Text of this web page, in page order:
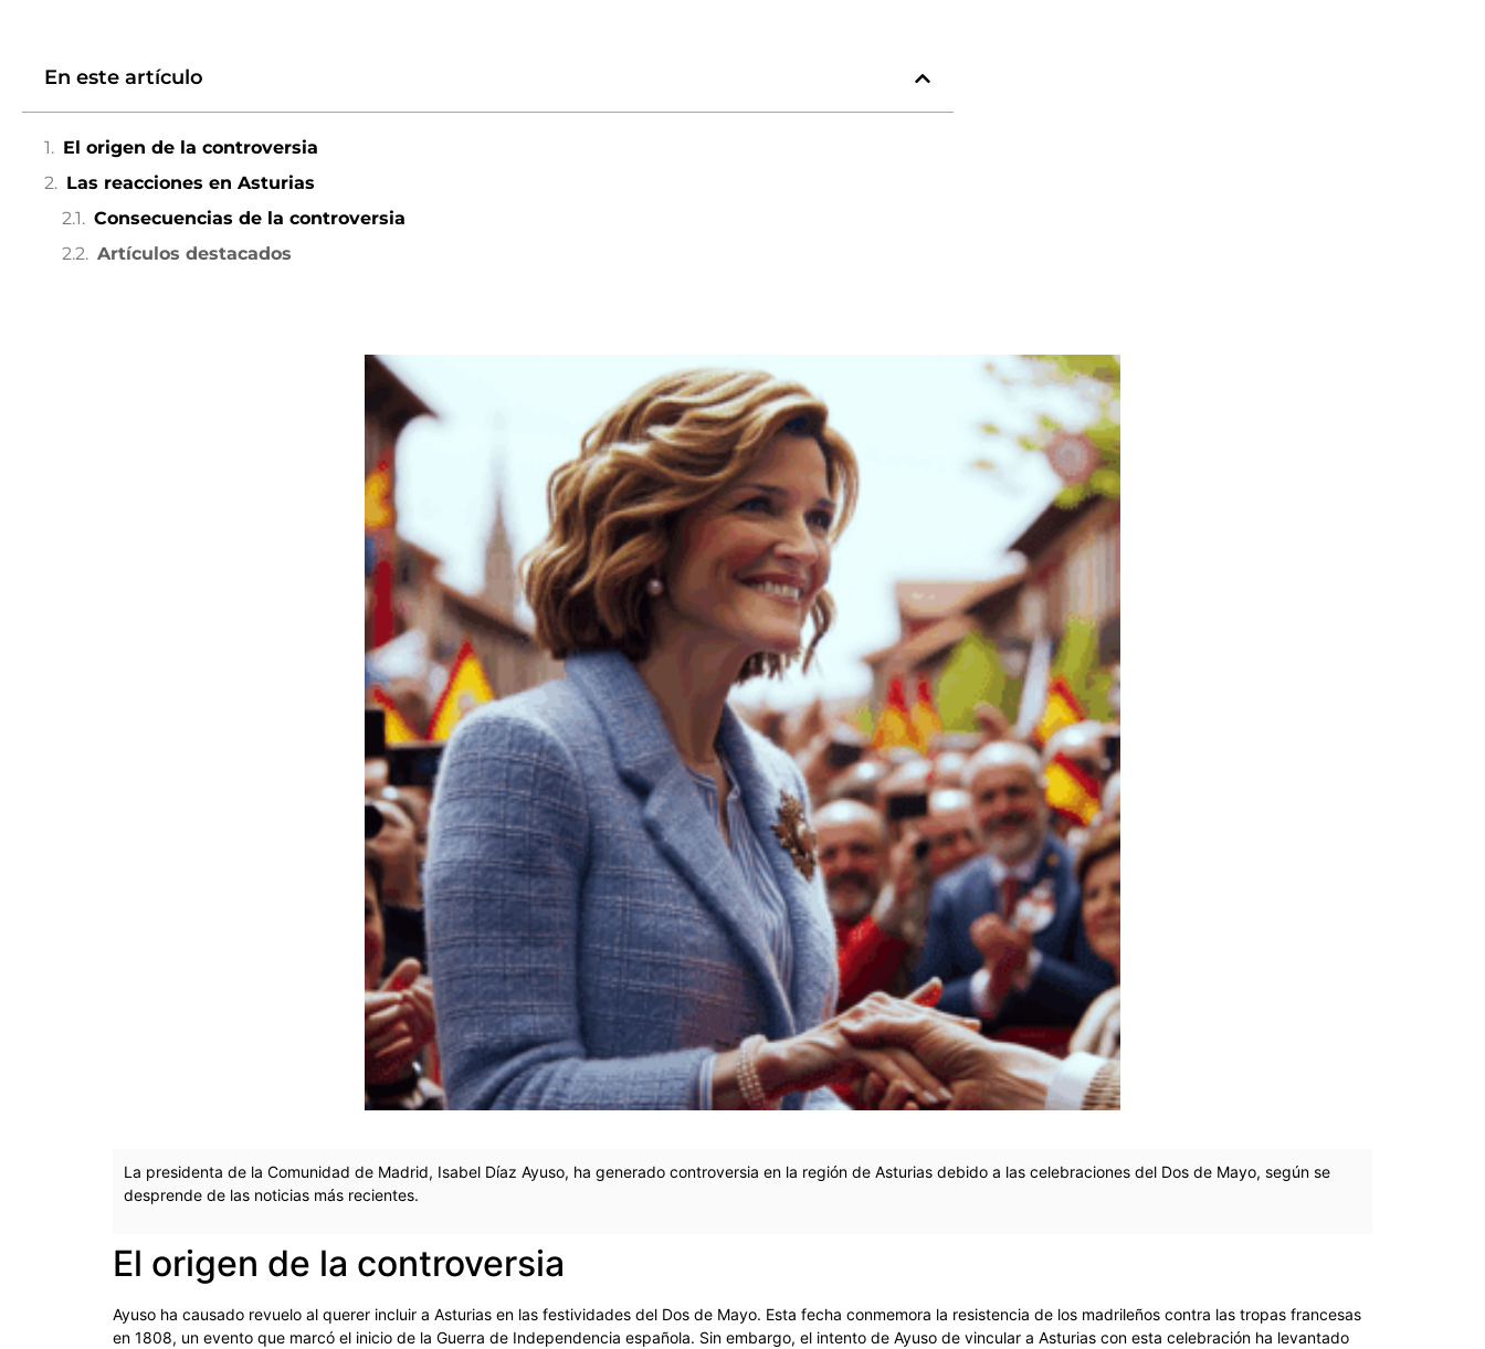
En este artículo
El origen de la controversia
Las reacciones en Asturias
Consecuencias de la controversia
Artículos destacados
La presidenta de la Comunidad de Madrid, Isabel Díaz Ayuso, ha generado controversia en la región de Asturias debido a las celebraciones del Dos de Mayo, según se
desprende de las noticias más recientes.
El origen de la controversia
Ayuso ha causado revuelo al querer incluir a Asturias en las festividades del Dos de Mayo. Esta fecha conmemora la resistencia de los madrileños contra las tropas francesas
en 1808, un evento que marcó el inicio de la Guerra de Independencia española. Sin embargo, el intento de Ayuso de vincular a Asturias con esta celebración ha levantado